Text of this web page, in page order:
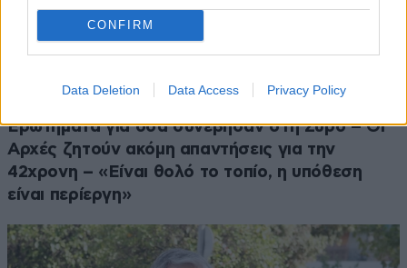
CONFIRM
Data Deletion Data Access Privacy Policy
Ερωτήματα για όσα συνέβησαν στη Σύρο – Οι
Αρχές ζητούν ακόμη απαντήσεις για την
42χρονη – «Είναι θολό το τοπίο, η υπόθεση
είναι περίεργη»